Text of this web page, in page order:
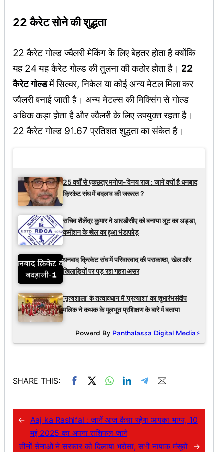
22 कैरेट सोने की शुद्धता
22 कैरेट गोल्ड ज्वैलरी मेकिंग के लिए बेहतर होता है क्योंकि
यह 24 यह कैरेट गोल्ड की तुलना की कठोर होता है। 22
कैरेट गोल्डमें सिल्वर, निकेल या कोई अन्य मेटल मिला कर
ज्वैलरी बनाई जाती है। अन्य मेटल्स की मिक्सिंग से गोल्ड
अधिक कड़ा होता है और ज्वैलरी के लिए उपयुक्त रहता है।
22 कैरेट गोल्ड 91.67 प्रतिशत शुद्धता का संकेत है।
25 वर्षों से एकछत्र मनोज-विनय राज : जानें क्यों है धनबाद
क्रिकेट संघ में बदलाव की जरूरत ?
सचिव शैलेंद्र कुमार ने आरडीसीए को बनाया लूट का अड्डा,
कमीशन के खेल का हुआ भंडाफोड़
धनबाद क्रिकेट संघ में परिवारवाद की पराकाष्ठा, खेल और
खिलाड़ियों पर पड़ रहा गहरा असर
‘नृत्यशाला’ के तत्वावधान में ‘प्रत्याशा’ का शुभारंभसंदीप
मलिक ने कथक के मूलभूत प्रशिक्षण के बारे में बताया
Powerd By Panthalassa Digital Media⚡
SHARE THIS:
← Aaj ka Rashifal : जानें आज कैसा रहेगा आपका भाग्य, 10
मई 2025 का अपना राशिफल जानें
तीनों सेनाओं ने सरकार को दिलाया भरोसा, सभी नापाक मंसूबों →